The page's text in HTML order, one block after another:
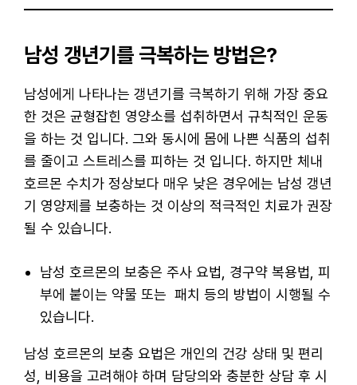
남성 갱년기를 극복하는 방법은?
남성에게 나타나는 갱년기를 극복하기 위해 가장 중요
한 것은 균형잡힌 영양소를 섭취하면서 규칙적인 운동
을 하는 것 입니다. 그와 동시에 몸에 나쁜 식품의 섭취
를 줄이고 스트레스를 피하는 것 입니다. 하지만 체내
호르몬 수치가 정상보다 매우 낮은 경우에는 남성 갱년
기 영양제를 보충하는 것 이상의 적극적인 치료가 권장
될 수 있습니다.
남성 호르몬의 보충은 주사 요법, 경구약 복용법, 피
부에 붙이는 약물 또는 패치 등의 방법이 시행될 수
있습니다.
남성 호르몬의 보충 요법은 개인의 건강 상태 및 편리
성, 비용을 고려해야 하며 담당의와 충분한 상담 후 시